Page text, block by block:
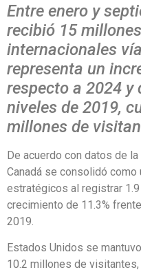
Entre enero y
recibió 15
internacionales
representa un
respecto a 2024 y
niveles de 2019,
millones de
De acuerdo con datos de
Canadá se consolidó
estratégicos al registrar
crecimiento de 11.3%
2019.
Estados Unidos se
10.2 millones de